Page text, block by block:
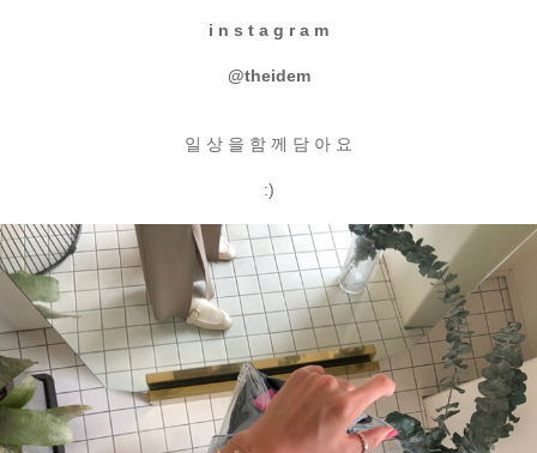
i n s t a g r a m
@theidem
일 상 을 함 께 담 아 요
:)